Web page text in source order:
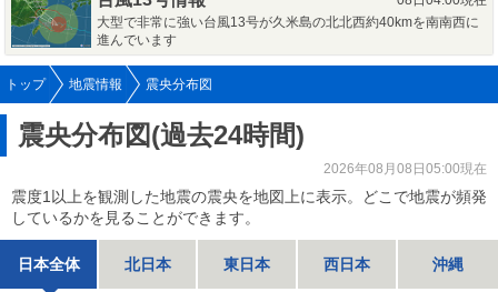
大型で非常に強い台風13号が久米島の北北西約40kmを南南西に
進んでいます
トップ 地震情報 震央分布図
震央分布図(過去24時間)
2026年08月08日05:00現在
震度1以上を観測した地震の震央を地図上に表示。どこで地震が頻発
しているかを見ることができます。
日本全体 北日本 東日本 西日本 沖縄